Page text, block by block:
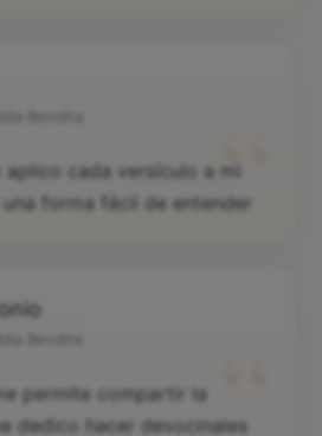
“
aplico cada versículo a mi
forma fácil de entender
“
permite compartir la
dedico hacer devocinales